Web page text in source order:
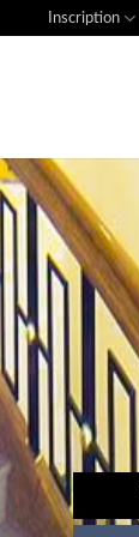
Inscription